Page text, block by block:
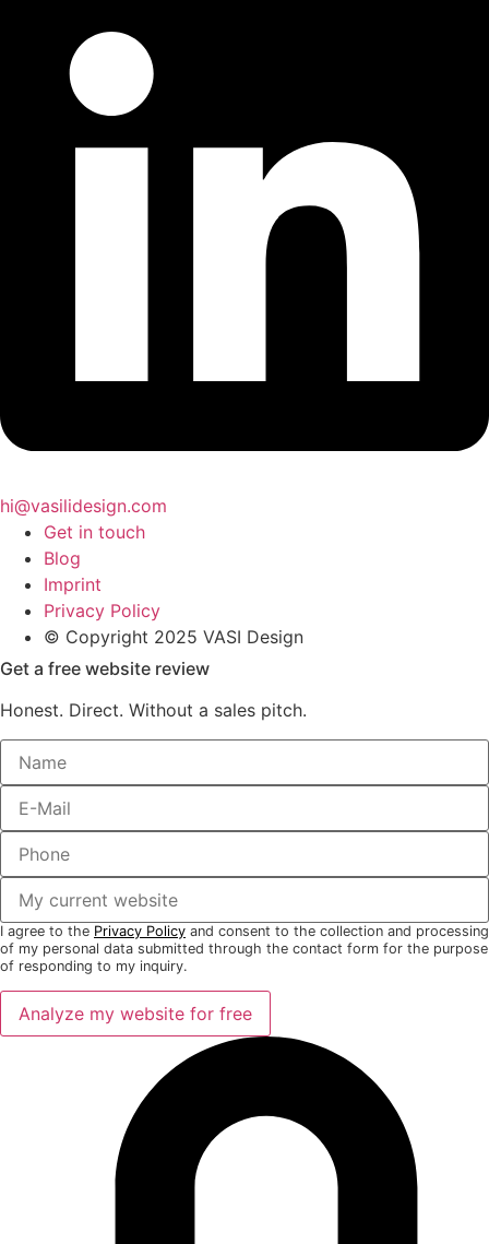
hi@vasilidesign.com
Get in touch
Blog
Imprint
Privacy Policy
© Copyright 2025 VASI Design
Get a free website review
Honest. Direct. Without a sales pitch.
I agree to the Privacy Policy and consent to the collection and processing
of my personal data submitted through the contact form for the purpose
of responding to my inquiry.
Analyze my website for free